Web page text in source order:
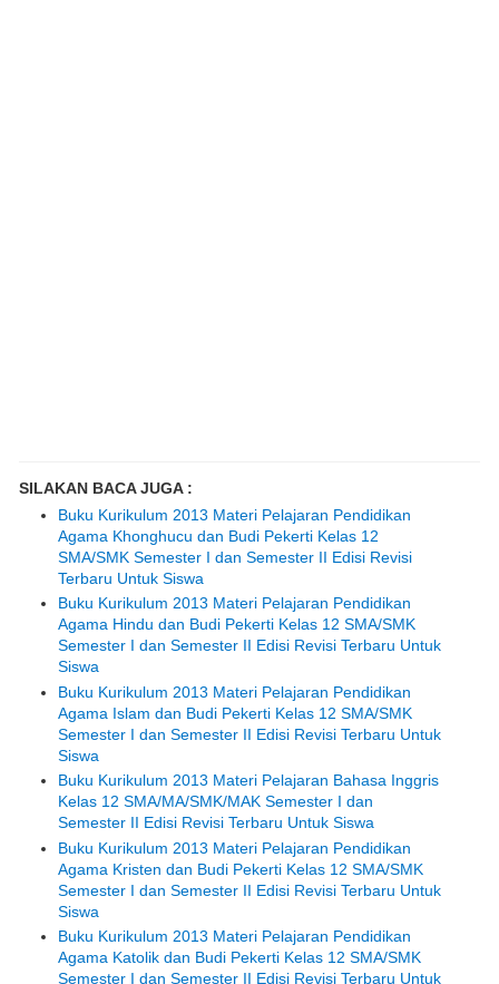
SILAKAN BACA JUGA :
Buku Kurikulum 2013 Materi Pelajaran Pendidikan
Agama Khonghucu dan Budi Pekerti Kelas 12
SMA/SMK Semester I dan Semester II Edisi Revisi
Terbaru Untuk Siswa
Buku Kurikulum 2013 Materi Pelajaran Pendidikan
Agama Hindu dan Budi Pekerti Kelas 12 SMA/SMK
Semester I dan Semester II Edisi Revisi Terbaru Untuk
Siswa
Buku Kurikulum 2013 Materi Pelajaran Pendidikan
Agama Islam dan Budi Pekerti Kelas 12 SMA/SMK
Semester I dan Semester II Edisi Revisi Terbaru Untuk
Siswa
Buku Kurikulum 2013 Materi Pelajaran Bahasa Inggris
Kelas 12 SMA/MA/SMK/MAK Semester I dan
Semester II Edisi Revisi Terbaru Untuk Siswa
Buku Kurikulum 2013 Materi Pelajaran Pendidikan
Agama Kristen dan Budi Pekerti Kelas 12 SMA/SMK
Semester I dan Semester II Edisi Revisi Terbaru Untuk
Siswa
Buku Kurikulum 2013 Materi Pelajaran Pendidikan
Agama Katolik dan Budi Pekerti Kelas 12 SMA/SMK
Semester I dan Semester II Edisi Revisi Terbaru Untuk